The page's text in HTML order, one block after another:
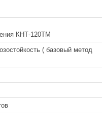
КНТ-120ТМ
( базовый метод